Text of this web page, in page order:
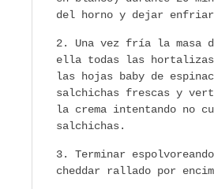
del horno y dejar
Una vez fría la masa
ella todas las hortalizas
las hojas baby de
salchichas frescas y
la crema intentando no
salchichas.
Terminar
cheddar rallado por